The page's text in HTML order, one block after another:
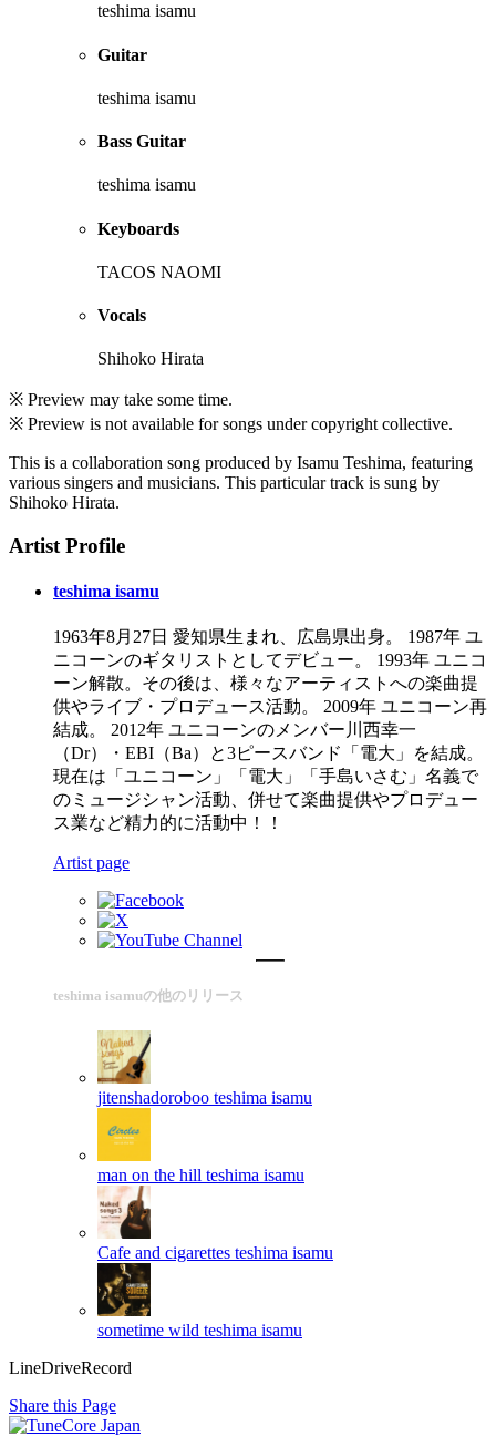
teshima isamu
Guitar
teshima isamu
Bass Guitar
teshima isamu
Keyboards
TACOS NAOMI
Vocals
Shihoko Hirata
※ Preview may take some time.
※ Preview is not available for songs under copyright collective.
This is a collaboration song produced by Isamu Teshima, featuring
various singers and musicians. This particular track is sung by
Shihoko Hirata.
Artist Profile
teshima isamu
1963年8月27日 愛知県生まれ、広島県出身。 1987年 ユ
ニコーンのギタリストとしてデビュー。 1993年 ユニコ
ーン解散。その後は、様々なアーティストへの楽曲提
供やライブ・プロデュース活動。 2009年 ユニコーン再
結成。 2012年 ユニコーンのメンバー川西幸一
（Dr）・EBI（Ba）と3ピースバンド「電大」を結成。
現在は「ユニコーン」「電大」「手島いさむ」名義で
のミュージシャン活動、併せて楽曲提供やプロデュー
ス業など精力的に活動中！！
Artist page
teshima isamuの他のリリース
jitenshadoroboo teshima isamu
man on the hill teshima isamu
Cafe and cigarettes teshima isamu
sometime wild teshima isamu
LineDriveRecord
Share this Page